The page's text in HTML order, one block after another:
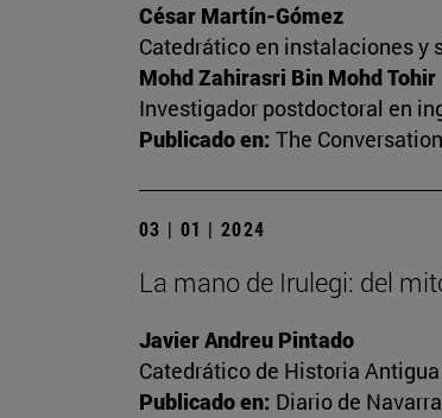
César Martín-Gómez
Catedrático en instalaciones y
Mohd Zahirasri Bin Mohd Tohir
Investigador postdoctoral en
Publicado en: The Conversation
03 | 01 | 2024
La mano de Irulegi: del
Javier Andreu Pintado
Catedrático de Historia
Publicado en: Diario de Navarra